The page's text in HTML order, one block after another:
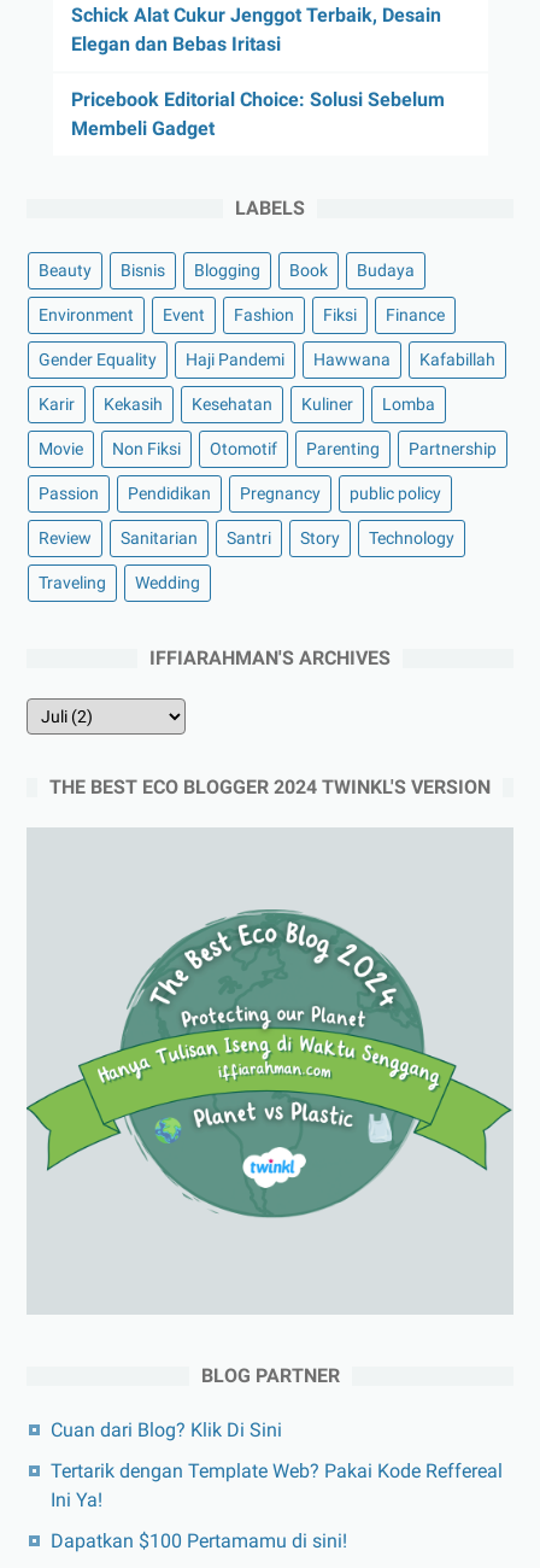
Schick Alat Cukur Jenggot Terbaik, Desain
Elegan dan Bebas Iritasi
Pricebook Editorial Choice: Solusi Sebelum
Membeli Gadget
LABELS
Beauty Bisnis Blogging Book Budaya
Environment Event Fashion Fiksi Finance
Gender Equality Haji Pandemi Hawwana Kafabillah
Karir Kekasih Kesehatan Kuliner Lomba
Movie Non Fiksi Otomotif Parenting Partnership
Passion Pendidikan Pregnancy public policy
Review Sanitarian Santri Story Technology
Traveling Wedding
IFFIARAHMAN'S ARCHIVES
THE BEST ECO BLOGGER 2024 TWINKL'S VERSION
BLOG PARTNER
Cuan dari Blog? Klik Di Sini
Tertarik dengan Template Web? Pakai Kode Reffereal
Ini Ya!
Dapatkan $100 Pertamamu di sini!